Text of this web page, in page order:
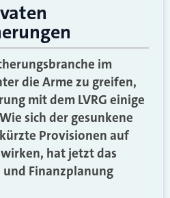
im
die Arme zu greifen,
mit dem LVRG einige
sich der gesunkene
Provisionen auf
hat jetzt das
Finanzplanung